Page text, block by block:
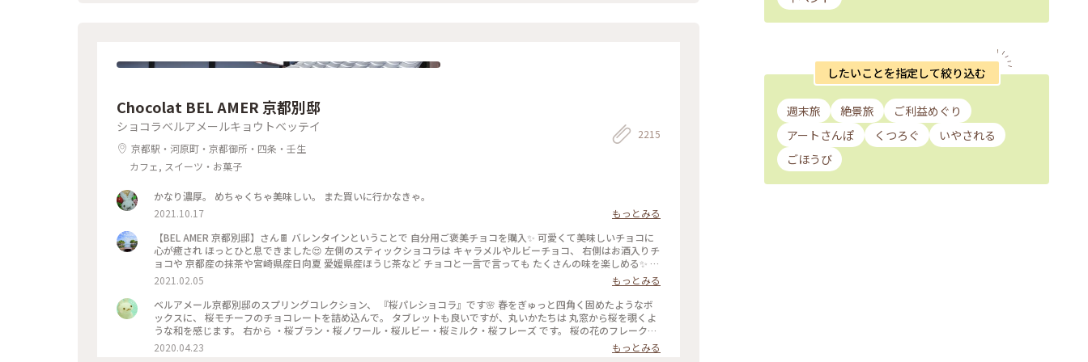
Chocolat BEL AMER 京都別邸
ショコラベルアメールキョウトベッテイ
京都駅・河原町・京都御所・四条・壬生
カフェ, スイーツ・お菓子
2215
かなり濃厚。 めちゃくちゃ美味しい。 また買いに行かなきゃ。
2021.10.17
もっとみる
【BEL AMER 京都別邸】さん🍫 バレンタインということで 自分用ご褒美チョコを購入✨ 可愛くて美味しいチョコに
心が癒され ほっとひと息できました😍 左側のスティックショコラは キャラメルやルビーチョコ、 右側はお酒入りチ
ョコや 京都産の抹茶や宮崎県産日向夏 愛媛県産ほうじ茶など チョコと一言で言っても たくさんの味を楽しめる✨ パ
ッケージやデザインもとても可愛いので ご褒美チョコでもプレゼント用でも どちらにもおすすめの詰め合わせです
2021.02.05
もっとみる
ベルアメール京都別邸のスプリングコレクション、 『桜パレショコラ』です🌸 春をぎゅっと四角く固めたようなボ
ックスに、 桜モチーフのチョコレートを詰め込んで。 タブレットも良いですが、丸いかたちは 丸窓から桜を覗くよ
うな和を感じます。 右から ・桜ブラン・桜ノワール・桜ルビー・桜ミルク・桜フレーズ です。 桜の花のフレークや
ストロベリーにフランボワーズ、 ナッツやドライフルーツのトッピング。 桜の香りのミルクチョコやルビーチョコ
を使用し、 一枚ずつ違う味を楽しめます♪ 金銀のキラキラと満開の桜、 テーブルの上でのお花見も良いですね😊 #
2020.04.23 もっとみる
したいことを指定して絞り込む
週末旅 絶景旅
ご利益めぐり
アートさんぽ
くつろぐ
いやされる
ごほうび